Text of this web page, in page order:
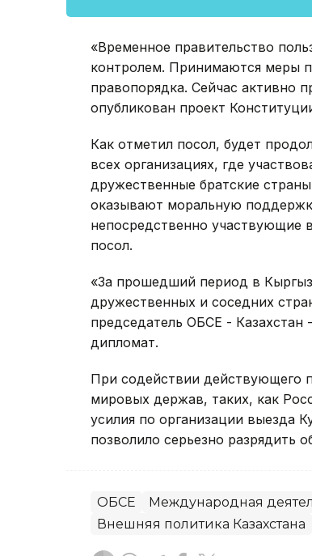
«Временное правительство
контролем. Принимаются меры
правопорядка. Сейчас активно
опубликован проект
Как отметил посол, будет
всех организациях, где
дружественные братские
оказывают моральную
непосредственно участвующие
посол.
«За прошедший период в
дружественных и соседних
председатель ОБСЕ - Казахстан
дипломат.
При содействии действующего
мировых держав, таких, как
усилия по организации выезда
позволило серьезно разрядить
ОБСЕ Международная
Внешняя политика Казахстана